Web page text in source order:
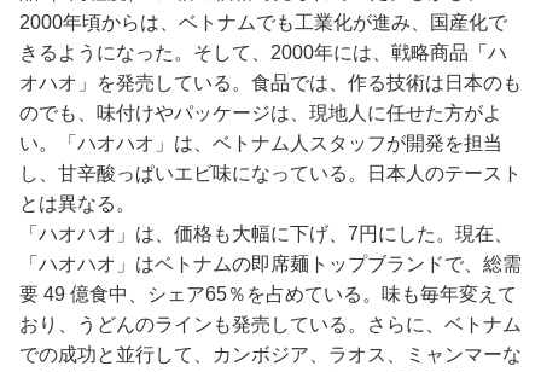
2000年頃からは、ベトナムでも工業化が進み、国産化で
きるようになった。そして、2000年には、戦略商品「ハ
オハオ」を発売している。食品では、作る技術は日本のも
のでも、味付けやパッケージは、現地人に任せた方がよ
い。「ハオハオ」は、ベトナム人スタッフが開発を担当
し、甘辛酸っぱいエビ味になっている。日本人のテースト
とは異なる。
「ハオハオ」は、価格も大幅に下げ、7円にした。現在、
「ハオハオ」はベトナムの即席麺トップブランドで、総需
要 49 億食中、シェア65％を占めている。味も毎年変えて
おり、うどんのラインも発売している。さらに、ベトナム
での成功と並行して、カンボジア、ラオス、ミャンマーな